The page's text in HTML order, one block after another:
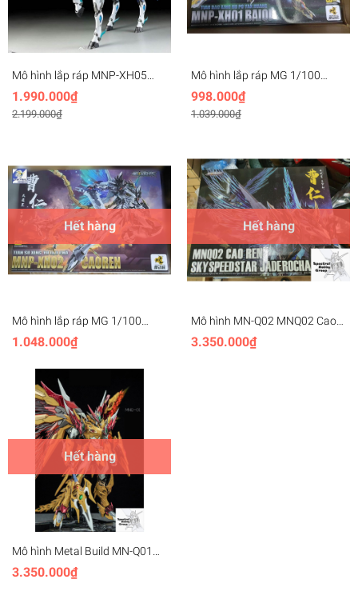
Mô hình lắp ráp MNP-XH05
Zhao Yun 1/100 Triệu Vân +
Ngựa Motor Nuclear
1.990.000₫
2.199.000₫
Mô hình lắp ráp MG 1/100
MNP-XH01 BAI QI Motor
Nuclear BaiQi
998.000₫
1.039.000₫
Hết hàng
Mô hình lắp ráp MG 1/100
Caoren MNP-XH02 Motor
1.048.000₫
Hết hàng
Mô hình MN-Q02 MNQ02 Cao
Ren / White Dragon Metal Build
Metalbuild MB Motor Nuclear
3.350.000₫
Hết hàng
Mô hình Metal Build MN-Q01
MNQ01 Baiqi Huanglong / Red
Dragon MB Motor Nuclear
3.350.000₫